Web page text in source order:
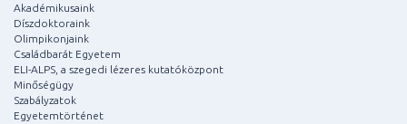
Akadémikusaink
Díszdoktoraink
Olimpikonjaink
Családbarát Egyetem
ELI-ALPS, a szegedi lézeres kutatóközpont
Minőségügy
Szabályzatok
Egyetemtörténet